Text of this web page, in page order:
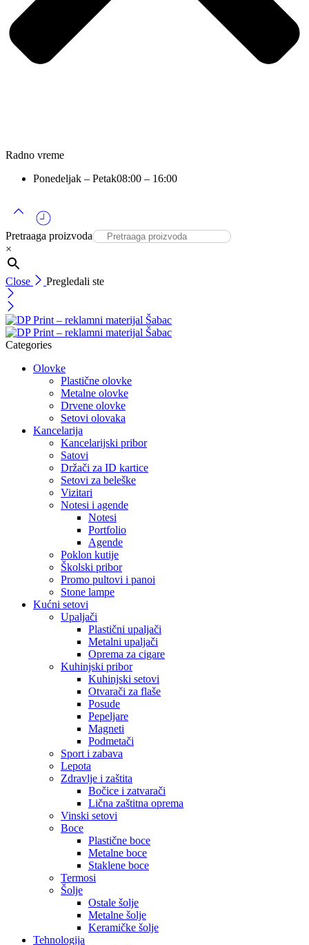
Radno vreme
Ponedeljak – Petak08:00 – 16:00
Pretraaga proizvoda
×
Close Pregledali ste
Categories
Olovke
Plastične olovke
Metalne olovke
Drvene olovke
Setovi olovaka
Kancelarija
Kancelarijski pribor
Satovi
Držači za ID kartice
Setovi za beleške
Vizitari
Notesi i agende
Notesi
Portfolio
Agende
Poklon kutije
Školski pribor
Promo pultovi i panoi
Stone lampe
Kućni setovi
Upaljači
Plastični upaljači
Metalni upaljači
Oprema za cigare
Kuhinjski pribor
Kuhinjski setovi
Otvarači za flaše
Posude
Pepeljare
Magneti
Podmetači
Sport i zabava
Lepota
Zdravlje i zaštita
Bočice i zatvarači
Lična zaštitna oprema
Vinski setovi
Boce
Plastične boce
Metalne boce
Staklene boce
Termosi
Šolje
Ostale šolje
Metalne šolje
Keramičke šolje
Tehnologija